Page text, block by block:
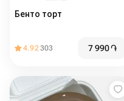
Бенто торт
4.92303 7 990֏